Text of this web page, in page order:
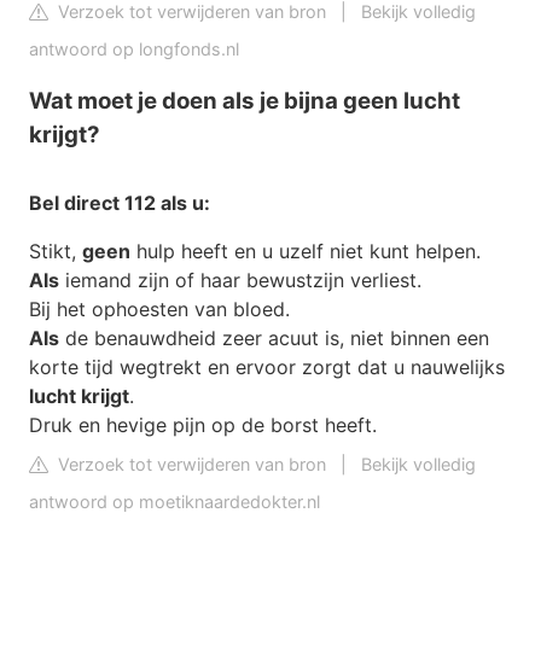
Verzoek tot verwijderen van bron
Bekijk volledig
antwoord op longfonds.nl
Wat moet je doen als je bijna geen lucht
krijgt?
Bel direct 112 als u:
Stikt, geen hulp heeft en u uzelf niet kunt helpen.
Als iemand zijn of haar bewustzijn verliest.
Bij het ophoesten van bloed.
Als de benauwdheid zeer acuut is, niet binnen een
korte tijd wegtrekt en ervoor zorgt dat u nauwelijks
lucht krijgt.
Druk en hevige pijn op de borst heeft.
Verzoek tot verwijderen van bron
Bekijk volledig
antwoord op moetiknaardedokter.nl